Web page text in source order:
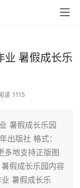
业 暑假成长乐
读 1115
暑假成长乐园
版社 格式：
地支持正版图
假成长乐园内容
暑假成长乐